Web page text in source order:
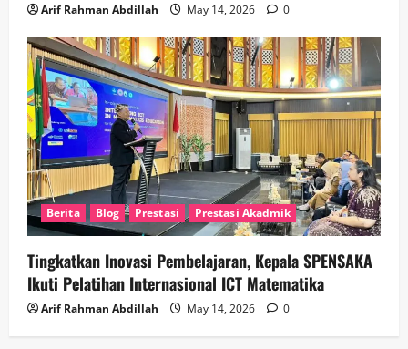
Arif Rahman Abdillah May 14, 2026 0
Berita Blog Prestasi Prestasi Akadmik
Tingkatkan Inovasi Pembelajaran, Kepala SPENSAKA
Ikuti Pelatihan Internasional ICT Matematika
Arif Rahman Abdillah May 14, 2026 0